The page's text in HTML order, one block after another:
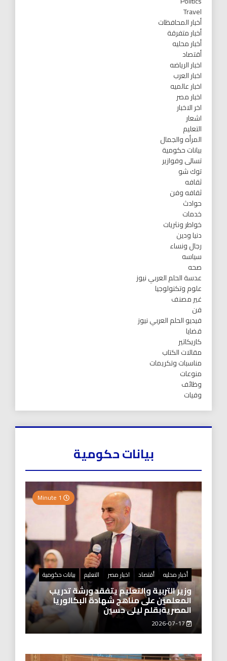
Travel
أخبار المحافظات
أخبار متفرقة
أخبار محليه
أقتصاد
اخبار الرياضه
اخبار العرب
اخبار عالميه
اخبار مصر
اخر الاخبار
اشعار
التعليم
المرأه والجمال
بيانات حكومية
تسالى وفوازير
توك شو
ثقافه
ثقافه وفن
حوادث
خدمات
خواطر ونثريات
دنيا ودين
رجال ونساء
سياسه
صحه
عدسة الحلم العربي نيوز
علوم وتكنولوجيا
غير مصنف
فن
فيديو الحلم العربي نيوز
قضايا
كاريكاتير
مقالات الكتاب
مناسبات وتكريمات
منوعات
وظائف
وفيات
بيانات حكومية
أخبار محليه أقتصاد اخبار مصر التعليم بيانات حكومية
وزير التربية والتعليم يتفقد ورشة تدريب
المعلمين على مناهج شهادة البكالوريا
المصريةبقلم ليلى حسين
2026-07-17